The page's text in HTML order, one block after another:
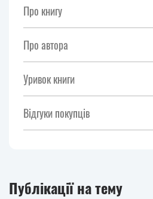
Про книгу
Про автора
Уривок книги
Відгуки покупців
Публікації на тему